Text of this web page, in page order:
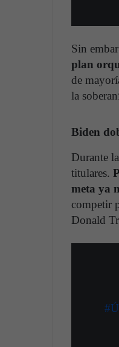
Sin
plan
de
la
Biden
Durante
titulares.
meta ya
competir
Donald